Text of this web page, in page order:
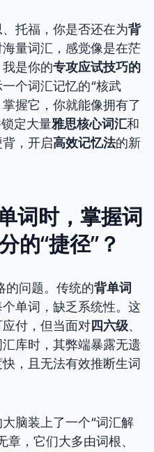
托福，你是否还在为背
量词汇，感觉像是在茫
是你的专攻应试技巧的
一个词汇记忆的“核武
握它，你就能像拥有了
定大量雅思核心词汇和
，开启高效记忆法的新
词时，掌握词
的“捷径”？
的问题。传统的背单词
单词，缺乏系统性。这
付，但当面对四六级、
库时，其弊端暴露无遗
，且无法有效推断生词
脑装上了一个“词汇解
，它们大多由词根、